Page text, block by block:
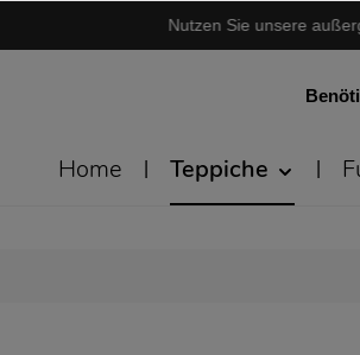
Nutzen Sie unsere
Home Teppiche